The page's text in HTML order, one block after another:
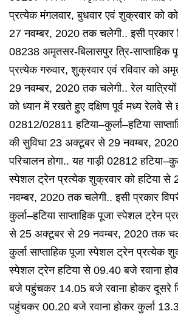
प्रत्येक मंगलवार, बुधवार एवं शुक्रवार को
27 नवम्बर, 2020 तक चलेगी.. इसी प्रकार
08238 अमृतसर-बिलासपुर त्रि-साप्ताहिक
प्रत्येक गरुवार, शुक्रवार एवं रविवार को
29 नवम्बर, 2020 तक चलेगी..रेल
को ध्यान में रखते हुए दक्षिण पूर्व मध्य रेलवे से
02812/02811 हटिया–कुर्ला–हटिया
की सुविधा 23 अक्टूबर से 29 नवम्बर,
परिचालन होगा.. यह गाड़ी 02812
स्पेशल ट्रेन प्रत्येक शुक्रवार को हटिया
नवम्बर, 2020 तक चलेगी.. इसी प्रकार
कुर्ला–हटिया साप्ताहिक पूजा स्पेशल ट्रेन
से 25 अक्टूबर से 29 नवम्बर, 2020 तक
कुर्ला साप्ताहिक पूजा स्पेशल ट्रेन प्रत्येक
स्पेशल ट्रेन हटिया से 09.40 बजे रवाना
बजे पहुंचकर 14.05 बजे रवाना होकर दूसरे
पहुंचकर 00.20 बजे रवाना होकर कुर्ला